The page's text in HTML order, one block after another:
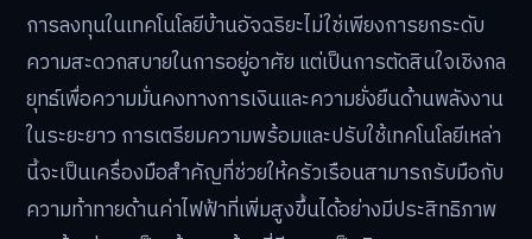
การลงทุนในเทคโนโลยีบ้านอัจฉริยะไม่ใช่เพียงการยกระดับ
ความสะดวกสบายในการอยู่อาศัย แต่เป็นการตัดสินใจเชิงกล
ยุทธ์เพื่อความมั่นคงทางการเงินและความยั่งยืนด้านพลังงาน
ในระยะยาว การเตรียมความพร้อมและปรับใช้เทคโนโลยีเหล่า
นี้จะเป็นเครื่องมือสำคัญที่ช่วยให้ครัวเรือนสามารถรับมือกับ
ความท้าทายด้านค่าไฟฟ้าที่เพิ่มสูงขึ้นได้อย่างมีประสิทธิภาพ